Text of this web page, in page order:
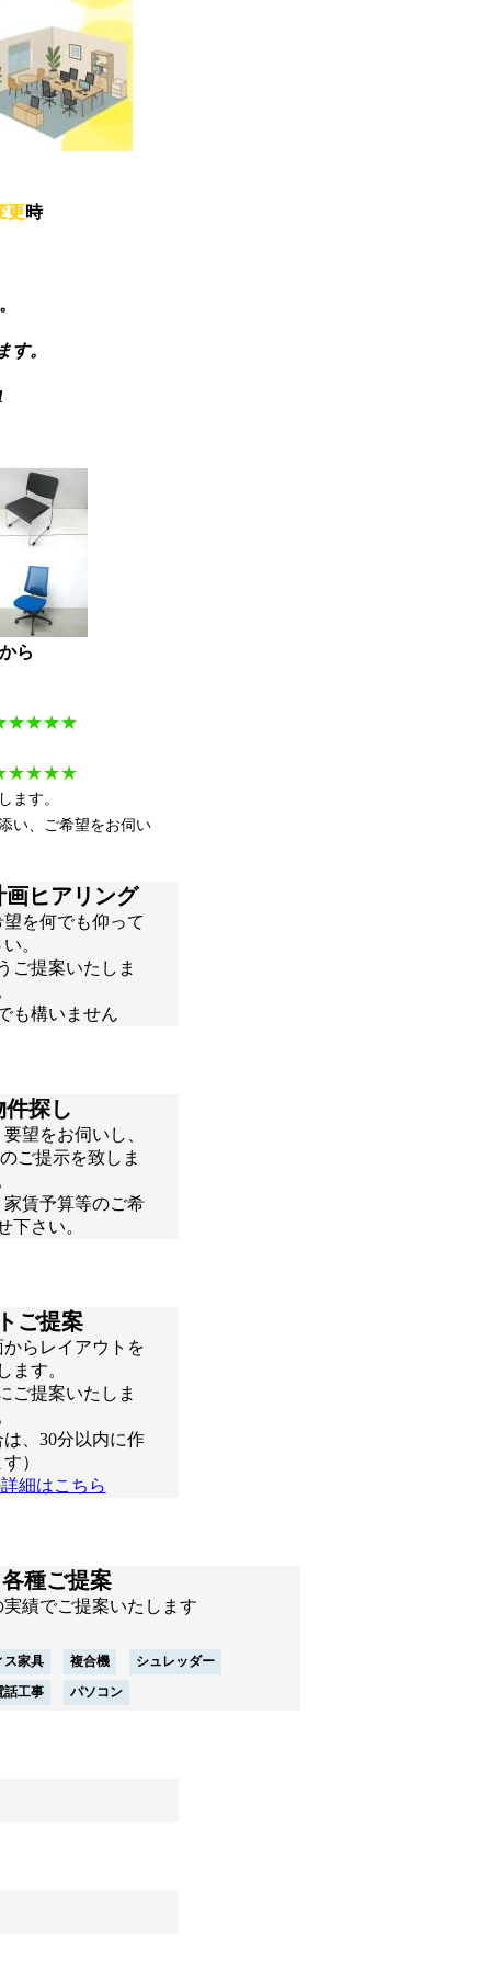
更時
。
ら
★★★
★★★
ます。
い、ご希望をお伺い
ヒアリング
を何でも仰って
。
ご提案いたしま
も構いません
探し
望をお伺いし、
ご提示を致しま
賃予算等のご希
下さい。
ご提案
らレイアウトを
ます。
ご提案いたしま
、30分以内に作
）
細はこちら
各種ご提案
実績でご提案いたします
ス家具 複合機
シュレッダー
話工事
パソコン